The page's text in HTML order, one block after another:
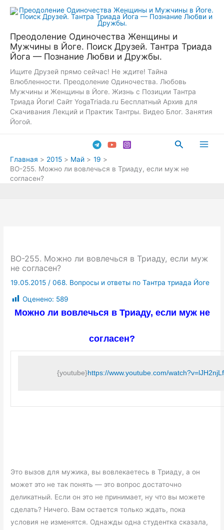
Перейти
Преодоление Одиночества Женщины и
Мужчины в Йоге. Поиск Друзей. Тантра Триада
Йога — Познание Любви и Дружбы.
Ищите Друзей прямо сейчас! Не ждите! Тайна
Влюбленности. Преодоление Одиночества. Любовь
Мужчины и Женщины в Йоге. Жизнь с Позиции Тантра
Триада Йоги! Сайт YogaTriada.ru Бесплатный Архив для
Скачивания Лекций и Практик Тантры. Видео Блог. Занятия
Йогой.
Поиск
Главная 2015 Май
19
ВО-255. Можно ли вовлечься в Триаду, если муж не
согласен?
ВО-255. Можно ли вовлечься в Триаду, если муж
не согласен?
19.05.2015 /068. Вопросы и ответы по Тантра триада Йоге
Оценено: 589
Можно ли вовлечься в Триаду, если муж не
согласен?
{youtube}https://www.youtube.com/
Это вызов для мужика, вы вовлекаетесь в Триаду, а он
может это не так понять — это вопрос достаточно
деликатный. Если он это не принимает, ну что вы можете
сделать? Ничего. Вам остается только ждать, пока
условия не изменятся. Однажды одна студентка сказала,